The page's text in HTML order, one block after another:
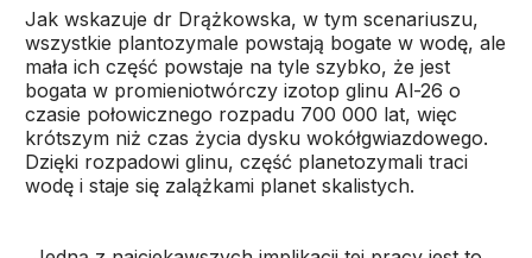
Jak wskazuje dr Drążkowska, w tym scenariuszu,
wszystkie plantozymale powstają bogate w wodę, ale
mała ich część powstaje na tyle szybko, że jest
bogata w promieniotwórczy izotop glinu Al-26 o
czasie połowicznego rozpadu 700 000 lat, więc
krótszym niż czas życia dysku wokółgwiazdowego.
Dzięki rozpadowi glinu, część planetozymali traci
wodę i staje się zalążkami planet skalistych.